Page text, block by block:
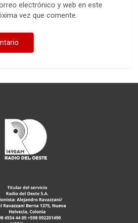
electrónico y web en este
vez que comente.